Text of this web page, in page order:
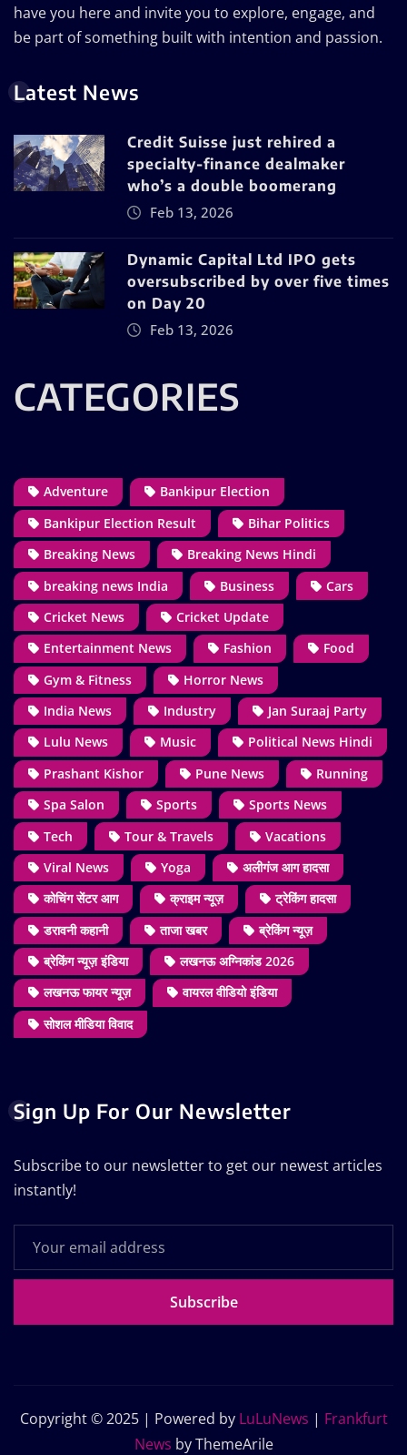
have you here and invite you to explore, engage, and
be part of something built with intention and passion.
Latest News
Credit Suisse just rehired a
specialty-finance dealmaker
who’s a double boomerang
Feb 13, 2026
Dynamic Capital Ltd IPO gets
oversubscribed by over five times
on Day 20
Feb 13, 2026
CATEGORIES
Adventure
Bankipur Election
Bankipur Election Result
Bihar Politics
Breaking News
Breaking News Hindi
breaking news India
Business
Cars
Cricket News
Cricket Update
Entertainment News
Fashion
Food
Gym & Fitness
Horror News
India News
Industry
Jan Suraaj Party
Lulu News
Music
Political News Hindi
Prashant Kishor
Pune News
Running
Spa Salon
Sports
Sports News
Tech
Tour & Travels
Vacations
Viral News
Yoga
अलीगंज आग हादसा
कोचिंग सेंटर आग
क्राइम न्यूज़
ट्रेकिंग हादसा
डरावनी कहानी
ताजा खबर
ब्रेकिंग न्यूज़
ब्रेकिंग न्यूज़ इंडिया
लखनऊ अग्निकांड 2026
लखनऊ फायर न्यूज़
वायरल वीडियो इंडिया
सोशल मीडिया विवाद
Sign Up For Our Newsletter
Subscribe to our newsletter to get our newest articles
instantly!
Subscribe
Copyright © 2025 | Powered by LuLuNews | Frankfurt
News by ThemeArile